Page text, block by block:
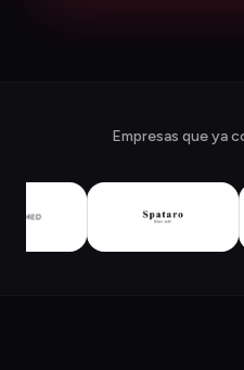
Empresas que ya